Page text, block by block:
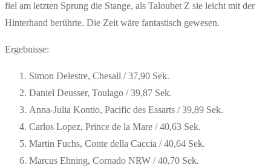
fiel am letzten Sprung die Stange, als Taloubet Z sie leicht mit der
Hinterhand berührte. Die Zeit wäre fantastisch gewesen.
Ergebnisse:
Simon Delestre, Chesall / 37,90 Sek.
Daniel Deusser, Toulago / 39,87 Sek.
Anna-Julia Kontio, Pacific des Essarts / 39,89 Sek.
Carlos Lopez, Prince de la Mare / 40,63 Sek.
Martin Fuchs, Conte della Caccia / 40,64 Sek.
Marcus Ehning, Cornado NRW / 40,70 Sek.